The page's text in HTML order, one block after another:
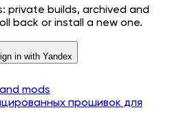
private builds, archived and
back or install a new one.
in with Yandex
mods
прошивок для